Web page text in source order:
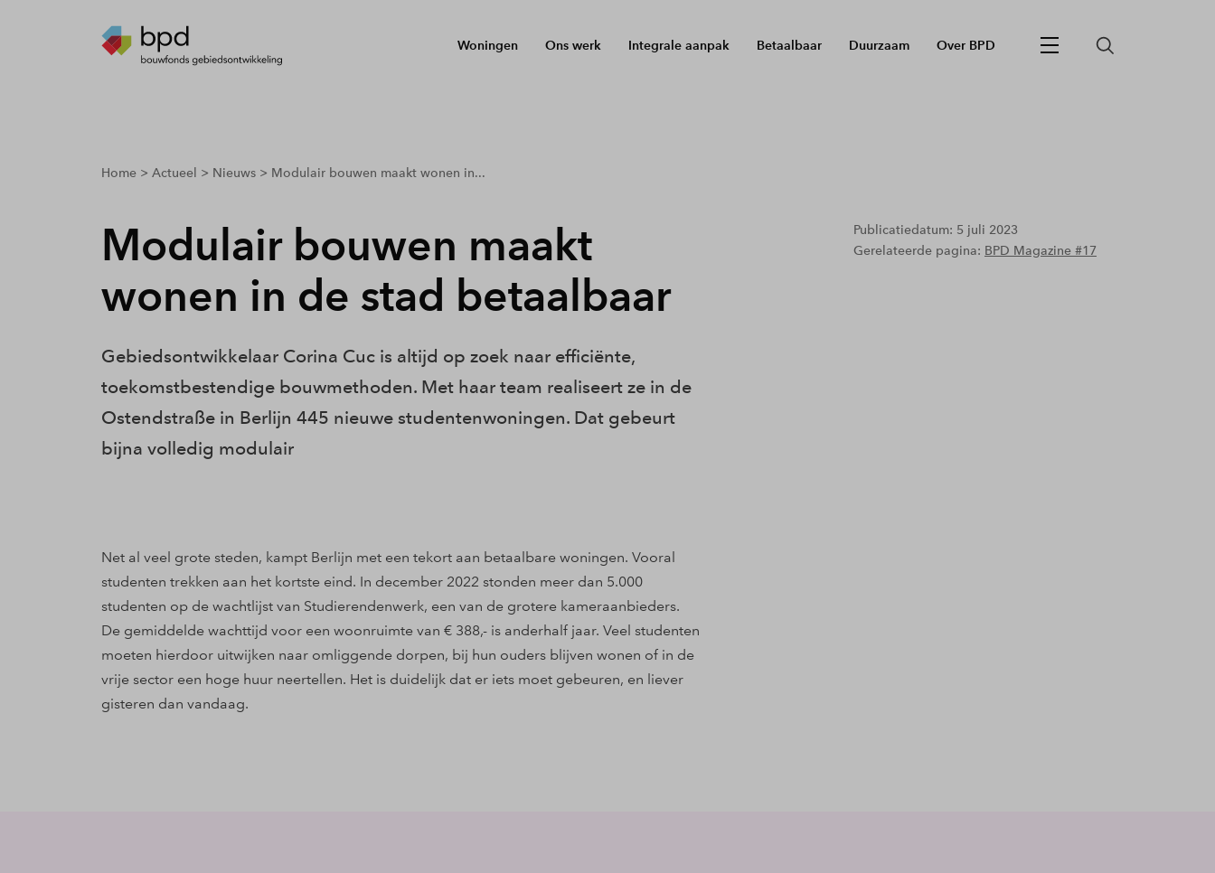
Woningen Ons werk Integrale aanpak Betaalbaar Duurzaam Over BPD
breadcrumbs.youarehere
Home Actueel Nieuws Modulair bouwen maakt wonen in...
Modulair bouwen maakt
wonen in de stad betaalbaar
Gebiedsontwikkelaar Corina Cuc is altijd op zoek naar efficiënte,
toekomstbestendige bouwmethoden. Met haar team realiseert ze in de
Ostendstraße in Berlijn 445 nieuwe studentenwoningen. Dat gebeurt
bijna volledig modulair
Publicatiedatum: 5 juli 2023
Gerelateerde pagina: BPD Magazine #17
Net al veel grote steden, kampt Berlijn met een tekort aan betaalbare woningen. Vooral
studenten trekken aan het kortste eind. In december 2022 stonden meer dan 5.000
studenten op de wachtlijst van Studierendenwerk, een van de grotere kameraanbieders.
De gemiddelde wachttijd voor een woonruimte van € 388,- is anderhalf jaar. Veel studenten
moeten hierdoor uitwijken naar omliggende dorpen, bij hun ouders blijven wonen of in de
vrije sector een hoge huur neertellen. Het is duidelijk dat er iets moet gebeuren, en liever
gisteren dan vandaag.